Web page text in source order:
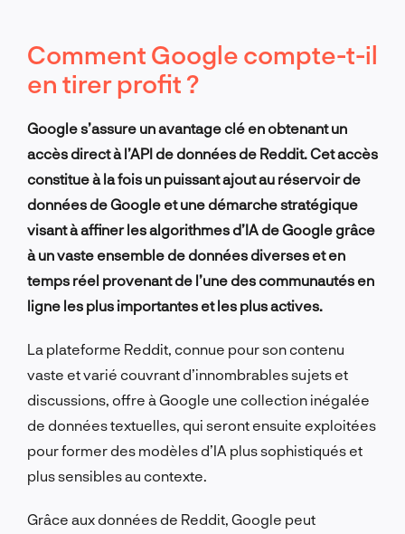
Comment Google compte-t-il
en tirer profit ?
Google s’assure un avantage clé en obtenant un
accès direct à l’API de données de Reddit. Cet accès
constitue à la fois un puissant ajout au réservoir de
données de Google et une démarche stratégique
visant à affiner les algorithmes d’IA de Google grâce
à un vaste ensemble de données diverses et en
temps réel provenant de l’une des communautés en
ligne les plus importantes et les plus actives.
La plateforme Reddit, connue pour son contenu
vaste et varié couvrant d’innombrables sujets et
discussions, offre à Google une collection inégalée
de données textuelles, qui seront ensuite exploitées
pour former des modèles d’IA plus sophistiqués et
plus sensibles au contexte.
Grâce aux données de Reddit, Google peut